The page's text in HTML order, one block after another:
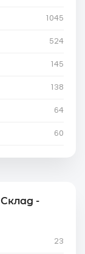
1045
524
145
138
64
60
-
23